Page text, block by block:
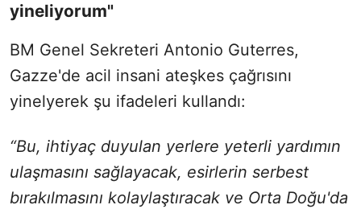
yineliyorum"
BM Genel Sekreteri Antonio Guterres,
Gazze'de acil insani ateşkes çağrısını
yinelyerek şu ifadeleri kullandı:
“Bu, ihtiyaç duyulan yerlere yeterli yardımın
ulaşmasını sağlayacak, esirlerin serbest
bırakılmasını kolaylaştıracak ve Orta Doğu'da